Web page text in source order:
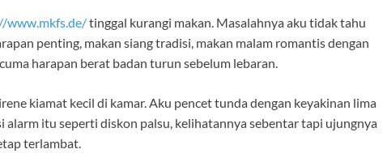
www.mkfs.de/tinggal kurangi makan. Masalahnya aku tidak tahu
penting, makan siang tradisi, makan malam romantis dengan
harapan berat badan turun sebelum lebaran.
kiamat kecil di kamar. Aku pencet tunda dengan keyakinan lima
alarm itu seperti diskon palsu, kelihatannya sebentar tapi ujungnya
terlambat.